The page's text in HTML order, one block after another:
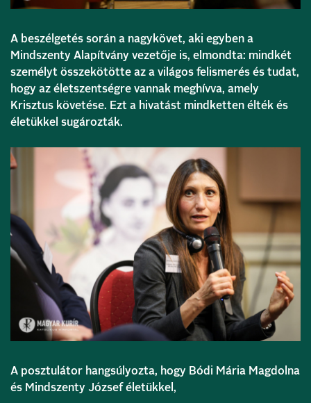
A beszélgetés során a nagykövet, aki egyben a
Mindszenty Alapítvány vezetője is, elmondta: mindkét
személyt összekötötte az a világos felismerés és tudat,
hogy az életszentségre vannak meghívva, amely
Krisztus követése. Ezt a hivatást mindketten élték és
életükkel sugározták.
A posztulátor hangsúlyozta, hogy Bódi Mária Magdolna
és Mindszenty József életükkel,